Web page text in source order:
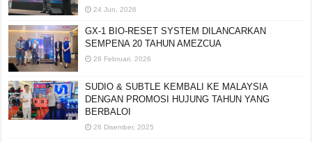
24 Jun, 2026
GX-1 BIO-RESET SYSTEM DILANCARKAN
SEMPENA 20 TAHUN AMEZCUA
28 Februari, 2026
SUDIO & SUBTLE KEMBALI KE MALAYSIA
DENGAN PROMOSI HUJUNG TAHUN YANG
BERBALOI
26 Disember, 2025